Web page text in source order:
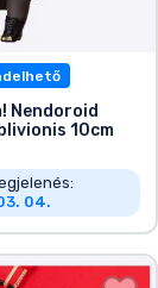
Nendoroid
10cm
04.